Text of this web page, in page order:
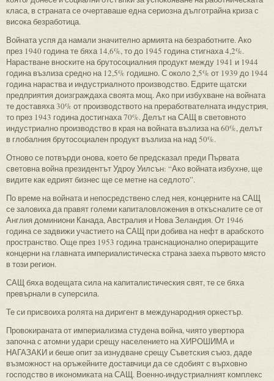
класа, в страната се очертаваше една сериозна дълготрайна криза с
висока безработица.
Войната успя да намали значително армията на безработните. Ако
през 1940 година те бяха 14,6%, то до 1945 година стигнаха 4,2%.
Нарастване вноските на брутосоциалния продукт между 1941 и 1944
година възлиза средно на 12,5% годишно. С около 2,5% от 1939 до 1944
година нараства и индустриалното производство. Едрите щатски
предприятия доизграждаха своята мощ. Ако при избухване на войната
те доставяха 30% от производството на преработвателната индустрия,
то през 1943 година достигнаха 70%. Делът на САЩ в световното
индустриално производство в края на войната възлиза на 60%, делът
в глобалния брутосоциален продукт възлиза на над 50%.
Отново се потвърди онова, което бе предсказал преди Първата
световна война президентът Удроу Уилсън: “Ако войната избухне, ще
видите как едрият бизнес ще се метне на седлото”.
По време на войната и непосредствено след нея, концерните на САЩ
се заловиха да правят големи капиталовложения в откъсналите се от
Англия доминиони Канада, Австралия и Нова Зеландия. От 1946
година се задвижи участието на САЩ при добива на нефт в арабското
пространство. Още през 1953 година транснационално опериращите
концерни на главната империалистическа страна заеха първото място
в този регион.
САЩ бяха водещата сила на капиталистическия свят, те се бяха
превърнали в суперсила.
Те си присвоиха ролята на диригент в международния оркестър.
Провокираната от империализма студена война, чиято увертюра
започна с атомни удари срещу населението на ХИРОШИМА и
НАГАЗАКИ и беше опит за изнудване срещу Съветския съюз, даде
възможност на оръжейните доставчици да се сдобият с върховно
господство в икономиката на САЩ. Военно-индустриалният комплекс